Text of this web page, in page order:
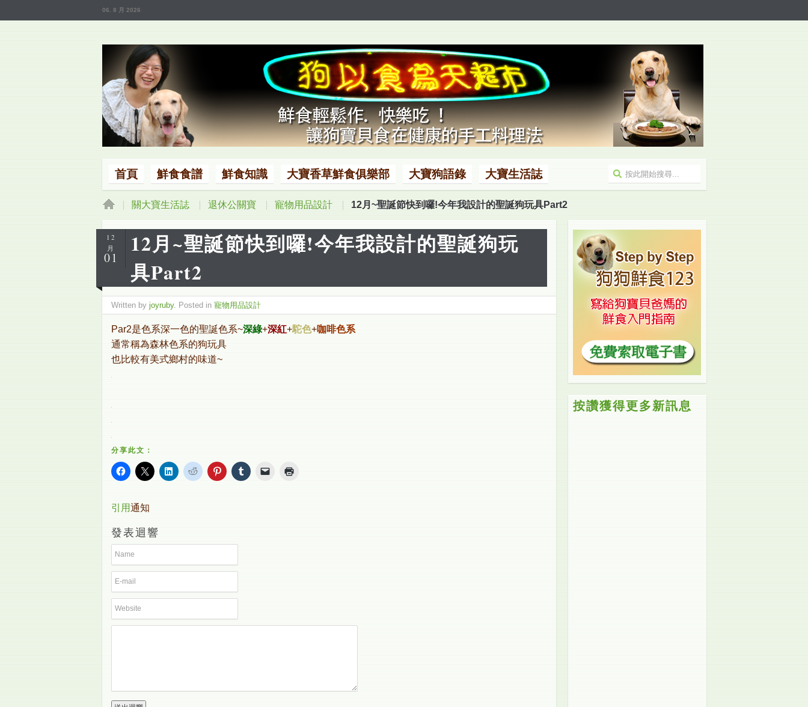
06. 8 月 2026
首頁 鮮食食譜 鮮食知識 大寶香草鮮食俱樂部 大寶狗語錄 大寶生活誌
關大寶生活誌 退休公關寶 寵物用品設計 12月~聖誕節快到囉!今年我設計的聖誕狗玩具Part2
12
月
01
12月~聖誕節快到囉!今年我設計的聖誕狗玩
具Part2
Written by joyruby. Posted in 寵物用品設計
Par2是色系深一色的聖誕色系~深綠+深紅+駝色+咖啡色系
通常稱為森林色系的狗玩具
也比較有美式鄉村的味道~
分享此文：
引用通知
發表迴響
按讚獲得更多新訊息